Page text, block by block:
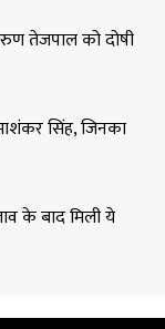
तेजपाल को दोषी
सिंह, जिनका
के बाद मिली ये